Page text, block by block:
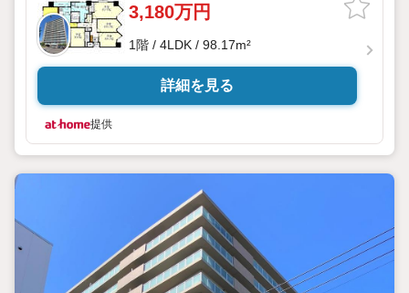
3,180万円
1階 / 4LDK / 98.17m²
詳細を見る
提供